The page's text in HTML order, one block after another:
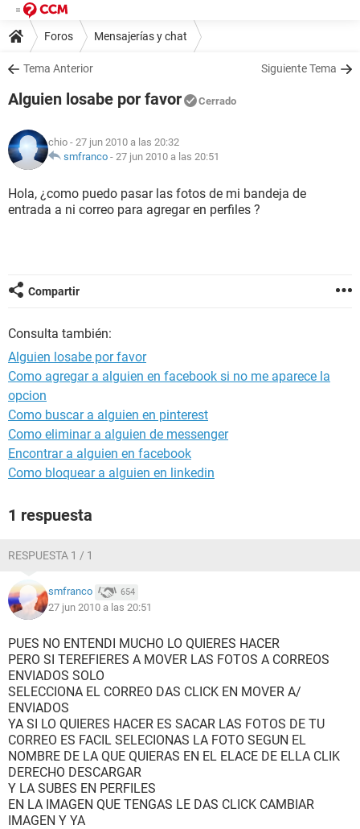
Foros Mensajerías y chat
Tema Anterior Siguiente Tema
Alguien losabe por favor Cerrado
chio - 27 jun 2010 a las 20:32
smfranco - 27 jun 2010 a las 20:51
Hola, ¿como puedo pasar las fotos de mi bandeja de
entrada a ni correo para agregar en perfiles ?
Compartir
Consulta también:
Alguien losabe por favor
Como agregar a alguien en facebook si no me aparece la
opcion
Como buscar a alguien en pinterest
Como eliminar a alguien de messenger
Encontrar a alguien en facebook
Como bloquear a alguien en linkedin
1 respuesta
RESPUESTA 1 / 1
smfranco 654
27 jun 2010 a las 20:51
PUES NO ENTENDI MUCHO LO QUIERES HACER
PERO SI TEREFIERES A MOVER LAS FOTOS A CORREOS
ENVIADOS SOLO
SELECCIONA EL CORREO DAS CLICK EN MOVER A/
ENVIADOS
YA SI LO QUIERES HACER ES SACAR LAS FOTOS DE TU
CORREO ES FACIL SELECIONAS LA FOTO SEGUN EL
NOMBRE DE LA QUE QUIERAS EN EL ELACE DE ELLA CLIK
DERECHO DESCARGAR
Y LA SUBES EN PERFILES
EN LA IMAGEN QUE TENGAS LE DAS CLICK CAMBIAR
IMAGEN Y YA